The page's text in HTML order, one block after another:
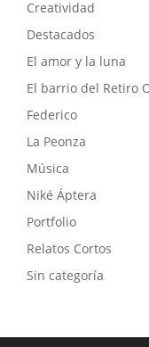
Creatividad
Destacados
El amor y la luna
El barrio del Retiro
Federico
La Peonza
Música
Niké Áptera
Portfolio
Relatos Cortos
Sin categoría